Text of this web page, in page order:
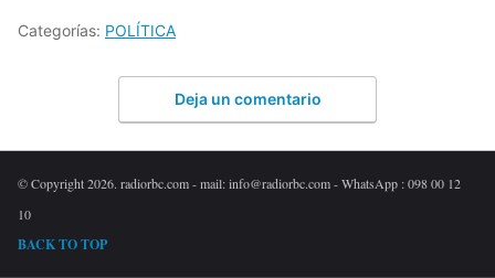
Categorías: POLÍTICA
Deja un comentario
© Copyright 2026. radiorbc.com - mail: info@radiorbc.com - WhatsApp : 098 00 12
10
BACK TO TOP